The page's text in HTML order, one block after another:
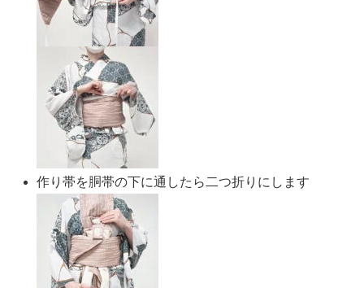
作り帯を胴帯の下に通したら二つ折りにします